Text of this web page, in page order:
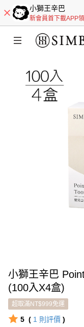
小獅王辛巴
新會員首下載APP
小獅王辛巴
(100入X4盒)
超取滿NT$999免運
5 ( 1 則評價 )